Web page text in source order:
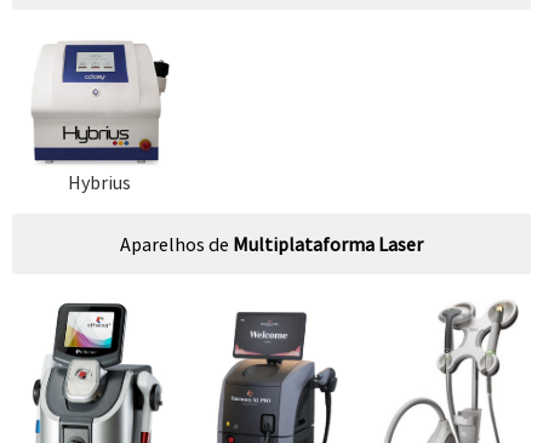
Hybrius
Aparelhos de Multiplataforma Laser